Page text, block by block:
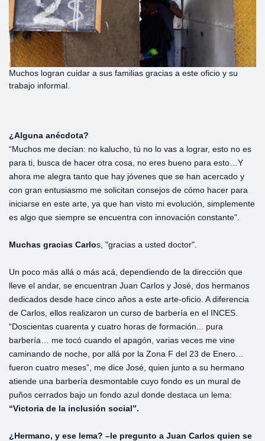
Muchos logran cuidar a sus familias gracias a este oficio y su
trabajo informal.
¿Alguna anécdota?
“Muchos me decían: no kalucho, tú no lo vas a lograr, esto no es
para ti, busca de hacer otra cosa, no eres bueno para esto…Y
ahora me alegra tanto que hay jóvenes que se han acercado y
con gran entusiasmo me solicitan consejos de cómo hacer para
iniciarse en este arte, ya que han visto mi evolución, simplemente
es algo que siempre se encuentra con innovación constante".
Muchas gracias Carlos, "gracias a usted doctor".
Un poco más allá o más acá, dependiendo de la dirección que
lleve el andar, se encuentran Juan Carlos y José, dos hermanos
dedicados desde hace cinco años a este arte-oficio. A diferencia
de Carlos, ellos realizaron un curso de barbería en el INCES.
“Doscientas cuarenta y cuatro horas de formación... pura
barbería… me tocó cuando el apagón, varias veces me vine
caminando de noche, por allá por la Zona F del 23 de Enero…
fueron cuatro meses”, me dice José, quien junto a su hermano
atiende una barbería desmontable cuyo fondo es un mural de
puños cerrados bajo un fondo azul donde destaca un lema:
“Victoria de la inclusión social”.
¿Hermano, y ese lema? –le pregunto a Juan Carlos quien se